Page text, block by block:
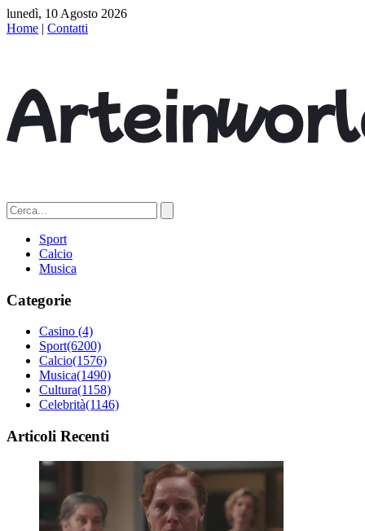
lunedì, 10 Agosto 2026
Home | Contatti
Sport
Calcio
Musica
Categorie
Casino (4)
Sport(6200)
Calcio(1576)
Musica(1490)
Cultura(1158)
Celebrità(1146)
Articoli Recenti